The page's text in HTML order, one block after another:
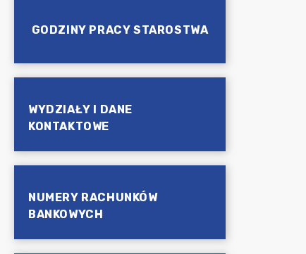
GODZINY PRACY STAROSTWA
WYDZIAŁY I DANE
KONTAKTOWE
NUMERY RACHUNKÓW
BANKOWYCH